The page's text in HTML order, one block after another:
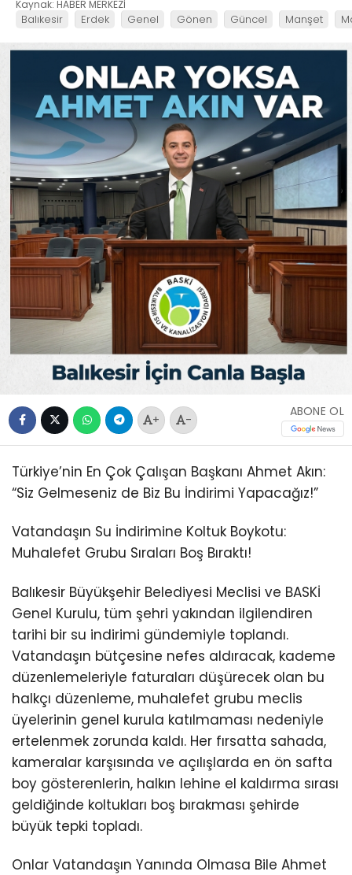
Kaynak: HABER MERKEZİ
Balıkesir Erdek Genel Gönen Güncel Manşet
+ -
ABONE OL
Türkiye’nin En Çok Çalışan Başkanı Ahmet Akın:
“Siz Gelmeseniz de Biz Bu İndirimi Yapacağız!”
Vatandaşın Su İndirimine Koltuk Boykotu:
Muhalefet Grubu Sıraları Boş Bıraktı!
Balıkesir Büyükşehir Belediyesi Meclisi ve BASKİ
Genel Kurulu, tüm şehri yakından ilgilendiren
tarihi bir su indirimi gündemiyle toplandı.
Vatandaşın bütçesine nefes aldıracak, kademe
düzenlemeleriyle faturaları düşürecek olan bu
halkçı düzenleme, muhalefet grubu meclis
üyelerinin genel kurula katılmaması nedeniyle
ertelenmek zorunda kaldı. Her fırsatta sahada,
kameralar karşısında ve açılışlarda en ön safta
boy gösterenlerin, halkın lehine el kaldırma sırası
geldiğinde koltukları boş bırakması şehirde
büyük tepki topladı.
Onlar Vatandaşın Yanında Olmasa Bile Ahmet